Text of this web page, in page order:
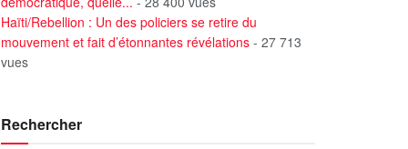
Haïti/Rebellion : Un des policiers se retire du
mouvement et fait d’étonnantes révélations - 27 713
vues
Rechercher